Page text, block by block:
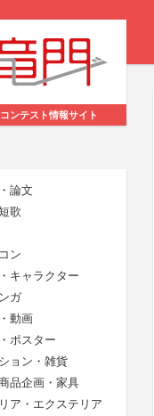
ンテスト情報サイト
論文
歌
ン
キャラクター
ガ
動画
ポスター
ョン・雑貨
品企画・家具
ア・エクステリア